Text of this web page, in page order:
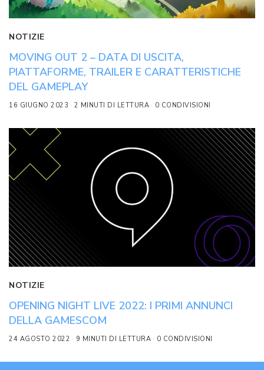
NOTIZIE
MOVING OUT 2 – DATA DI USCITA,
PIATTAFORME, TRAILER E CARATTERISTICHE
DEL GAMEPLAY
16 GIUGNO 2023 2 MINUTI DI LETTURA 0 CONDIVISIONI
NOTIZIE
OPENING NIGHT LIVE 2022: I PRIMI ANNUNCI
DELLA GAMESCOM
24 AGOSTO 2022 9 MINUTI DI LETTURA 0 CONDIVISIONI